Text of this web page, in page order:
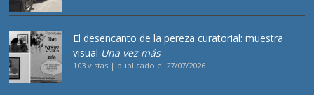
El desencanto de la pereza curatorial: muestra
visual Una vez más
103 vistas | publicado el 27/07/2026